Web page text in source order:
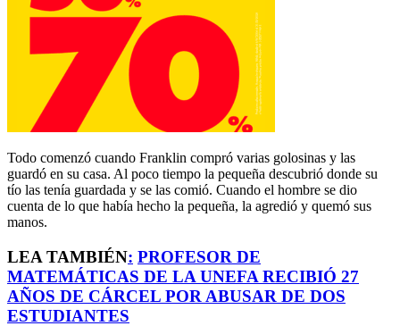
Todo comenzó cuando Franklin compró varias golosinas y las
guardó en su casa. Al poco tiempo la pequeña descubrió donde su
tío las tenía guardada y se las comió. Cuando el hombre se dio
cuenta de lo que había hecho la pequeña, la agredió y quemó sus
manos.
LEA TAMBIÉN: PROFESOR DE
MATEMÁTICAS DE LA UNEFA RECIBIÓ 27
AÑOS DE CÁRCEL POR ABUSAR DE DOS
ESTUDIANTES